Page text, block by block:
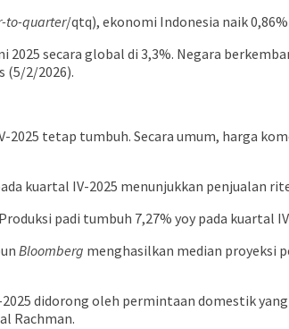
to-quarter/qtq), ekonomi Indonesia naik
secara global di 3,3%. Negara
(5/2/2026).
2025 tetap tumbuh. Secara umum, harga
kuartal IV-2025 menunjukkan penjualan
padi tumbuh 7,27% yoy pada kuartal
Bloomberg menghasilkan median proyeksi
didorong oleh permintaan domestik
Rachman.